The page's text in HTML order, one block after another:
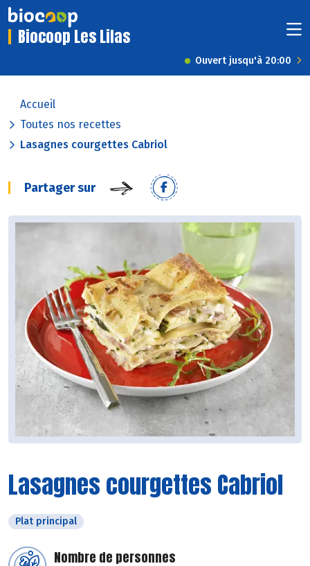
Biocoop Les Lilas
Ouvert jusqu'à 20:00
Accueil
Toutes nos recettes
Lasagnes courgettes Cabriol
Partager sur
Lasagnes courgettes Cabriol
Plat principal
Nombre de personnes